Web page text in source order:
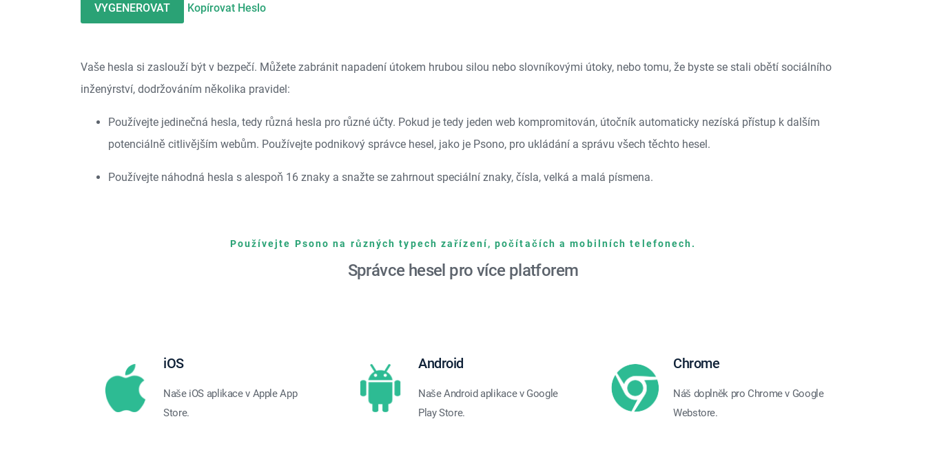
VYGENEROVAT Kopírovat Heslo
Vaše hesla si zaslouží být v bezpečí. Můžete zabránit napadení útokem hrubou silou nebo slovníkovými útoky, nebo tomu, že byste se stali obětí sociálního
inženýrství, dodržováním několika pravidel:
Používejte jedinečná hesla, tedy různá hesla pro různé účty. Pokud je tedy jeden web kompromitován, útočník automaticky nezíská přístup k dalším
potenciálně citlivějším webům. Používejte podnikový správce hesel, jako je Psono, pro ukládání a správu všech těchto hesel.
Používejte náhodná hesla s alespoň 16 znaky a snažte se zahrnout speciální znaky, čísla, velká a malá písmena.
Používejte Psono na různých typech zařízení, počítačích a mobilních telefonech.
Správce hesel pro více platforem
iOS
Naše iOS aplikace v Apple App
Store.
Android
Naše Android aplikace v Google
Play Store.
Chrome
Náš doplněk pro Chrome v Google
Webstore.